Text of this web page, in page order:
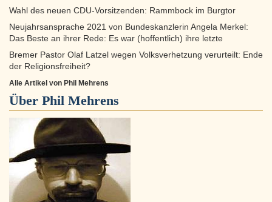
Wahl des neuen CDU-Vorsitzenden: Rammbock im Burgtor
Neujahrsansprache 2021 von Bundeskanzlerin Angela Merkel:
Das Beste an ihrer Rede: Es war (hoffentlich) ihre letzte
Bremer Pastor Olaf Latzel wegen Volksverhetzung verurteilt: Ende
der Religionsfreiheit?
Alle Artikel von Phil Mehrens
Über Phil Mehrens